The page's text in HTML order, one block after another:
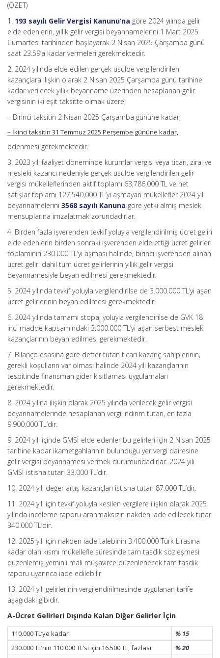
(ÖZET)
1. 193 sayılı Gelir Vergisi Kanunu’na göre 2024 yılında gelir
elde edenlerin, yıllık gelir vergisi beyannamelerini 1 Mart 2025
Cumartesi tarihinden başlayarak 2 Nisan 2025 Çarşamba günü
saat 23.59’a kadar vermeleri gerekmektedir.
2. 2024 yılında elde edilen gerçek usulde vergilendirilen
kazançlara ilişkin olarak 2 Nisan 2025 Çarşamba günü tarihine
kadar verilecek yıllık beyanname üzerinden hesaplanan gelir
vergisinin iki eşit taksitte olmak üzere;
– Birinci taksitin 2 Nisan 2025 Çarşamba gününe kadar,
– İkinci taksitin 31 Temmuz 2025 Perşembe gününe kadar,
ödenmesi gerekmektedir.
3. 2023 yılı faaliyet döneminde kurumlar vergisi veya ticari, zirai ve
mesleki kazancı nedeniyle gerçek usulde vergilendirilen gelir
vergisi mükelleflerinden aktif toplamı 63,786,000 TL ve net
satışlar toplamı 127,540,000 TL’yi aşmayan mükellefler 2024 yılı
beyannamelerini 3568 sayılı Kanuna göre yetki almış meslek
mensuplarına imzalatmak zorundadırlar.
4. Birden fazla işverenden tevkif yoluyla vergilendirilmiş ücret geliri
elde edenlerin birden sonraki işverenden elde ettiği ücret gelirleri
toplamının 230.000 TL’yi aşması halinde, birinci işverenden alınan
ücret geliri dahil tüm ücret gelirlerinin yıllık gelir vergisi
beyannamesiyle beyan edilmesi gerekmektedir.
5. 2024 yılında tevkif yoluyla vergilendirilse de 3.000.000 TL’yi aşan
ücret gelirlerinin beyan edilmesi gerekmektedir.
6. 2024 yılında tamamı stopaj yoluyla vergilendirilse de GVK 18
inci madde kapsamındaki 3.000.000 TL’yi aşan serbest meslek
kazançlarının beyan edilmesi gerekmektedir.
7. Bilanço esasına göre defter tutan ticari kazanç sahiplerinin,
gerekli koşulların var olması halinde 2024 yılı kazançlarının
tespitinde finansman gider kısıtlaması uygulamaları
gerekmektedir.
8. 2024 yılına ilişkin olarak 2025 yılında verilecek gelir vergisi
beyannamelerinde hesaplanan vergi indirim tutarı, en fazla
9.900.000 TL’dir.
9. 2024 yılı içinde GMSİ elde edenler bu gelirleri için 2 Nisan 2025
tarihine kadar ikametgahlarının bulunduğu yer vergi dairesine
gelir vergisi beyannamesi vermek durumundadırlar. 2024 yılı
GMSİ istisna tutarı 33.000 TL’dir.
10. 2024 yılı değer artış kazançları istisna tutarı 87.000 TL’dir.
11. 2024 yılı için tevkif yoluyla kesilen vergilere ilişkin olarak 2025
yılında inceleme raporu aranmaksızın nakden iade edilecek tutar
340.000 TL’dir.
12. 2025 yılı için nakden iade talebinin 3.400.000 Türk Lirasına
kadar olan kısmı mükellefle süresinde tam tasdik sözleşmesi
düzenlemiş yeminli mali müşavirce düzenlenecek tam tasdik
raporu uyarınca iade edilebilir.
13. 2024 yılı gelirlerinin vergilendirilmesinde uygulanan tarife
aşağıdaki gibidir.
A-Ücret Gelirleri Dışında Kalan Diğer Gelirler İçin
110.000 TL’ye kadar
% 15
230.000 TL’nin 110.000 TL’si için 16.500 TL, fazlası
% 20